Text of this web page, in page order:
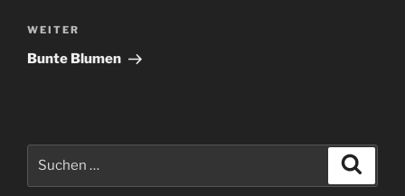
Nächster
Beitrag
WEITER
Bunte Blumen